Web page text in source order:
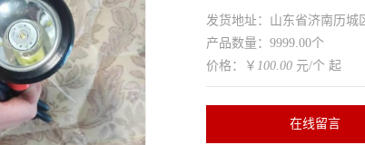
发货地址：山东省济南历城
产品数量：9999.00个
价格：￥ 100.00 元/个 起
在线留言